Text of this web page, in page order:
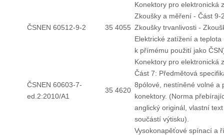
ČSNEN 60512-9-2 35 4055
Konektory pro elektronická
Zkoušky a měření - Část 9-
Zkoušky trvanlivosti -
Elektrické zatížení a teplota
k přímému použití jako
ČSNEN 60603-7-
ed.2:2010/A1
35 4620
Konektory pro elektronická
Část 7: Předmětová
8pólové, nestíněné volné a
konektory. (Norma
anglický originál, vlastní
součástí výtisku).
Vysokonapěťové spínací a